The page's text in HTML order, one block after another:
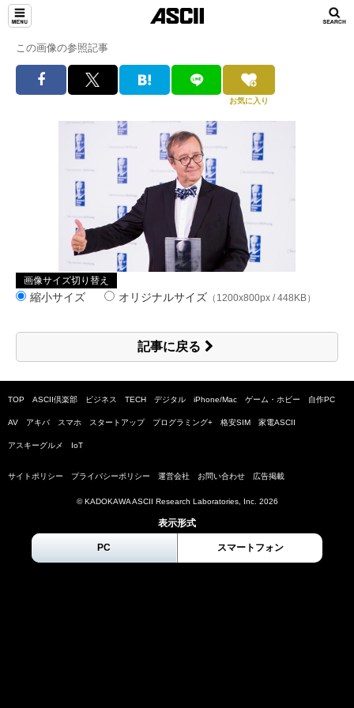
この画像の参照記事
お気に入り
画像サイズ切り替え
縮小サイズ オリジナルサイズ （1200x800px / 448KB）
記事に戻る
TOP ASCII倶楽部 ビジネス TECH デジタル iPhone/Mac ゲーム・ホビー 自作PC
AV アキバ スマホ スタートアップ プログラミング+ 格安SIM 家電ASCII
アスキーグルメ IoT
サイトポリシー プライバシーポリシー 運営会社 お問い合わせ 広告掲載
© KADOKAWA ASCII Research Laboratories, Inc. 2026
表示形式
PC スマートフォン